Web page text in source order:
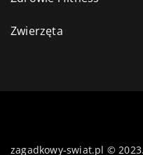
Zwierzęta
zagadkowy-swiat.pl ©